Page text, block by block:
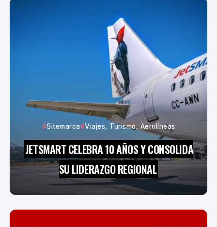
Sitemarca Viajes, Turismo, Aerolíneas
JETSMART CELEBRA 10 AÑOS Y CONSOLIDA
SU LIDERAZGO REGIONAL